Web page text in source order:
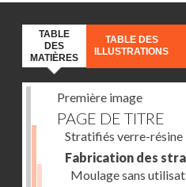
TABLE
DES
MATIÈRES
TABLE DES
ILLUSTRATIONS
Première image
PAGE DE TITRE
Stratifiés verre-résine
Fabrication des
Moulage sans